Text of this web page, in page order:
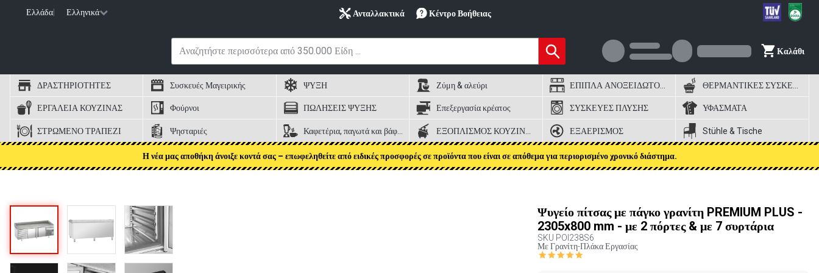
Ελλάδα Ελληνικά Ανταλλακτικά Κέντρο Βοήθειας
Καλάθι
ΔΡΑΣΤΗΡΙΟΤΗΤΕΣ Συσκευές Μαγειρικής ΨΥΞΗ Ζύμη & αλεύρι ΕΠΙΠΛΑ ΑΝΟΞΕΙΔΩΤΟΣ ΧΑΛΥΒΑΣ
ΕΡΓΑΛΕΙΑ ΚΟΥΖΙΝΑΣ Φούρνοι ΠΩΛΗΣΕΙΣ ΨΥΞΗΣ Επεξεργασία κρέατος ΣΥΣΚΕΥΕΣ ΠΛΥΣΗΣ ΥΦΑΣΜΑΤΑ
ΣΤΡΩΜΕΝΟ ΤΡΑΠΕΖΙ Ψησταριές Καφετέρια, παγωτά και βάφλες ΕΞΑΕΡΙΣΜΟΣ Stühle & Tische
Η νέα μας αποθήκη άνοιξε κοντά σας – επωφεληθείτε από ειδικές προσφορές σε προϊόντα που είναι σε απόθεμα για περιορισμένο χρονικό διάστημα.
Ψυγείο πίτσας με πάγκο γρανίτη PREMIUM PLUS -
2305x800 mm - με 2 πόρτες & με 7 συρτάρια
SKU POI238S6
Με Γρανίτη-Πλάκα Εργασίας